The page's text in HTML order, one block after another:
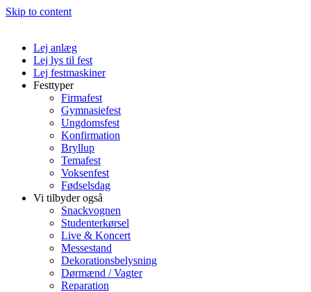
Skip to content
Lej anlæg
Lej lys til fest
Lej festmaskiner
Festtyper
Firmafest
Gymnasiefest
Ungdomsfest
Konfirmation
Bryllup
Temafest
Voksenfest
Fødselsdag
Vi tilbyder også
Snackvognen
Studenterkørsel
Live & Koncert
Messestand
Dekorationsbelysning
Dørmænd / Vagter
Reparation